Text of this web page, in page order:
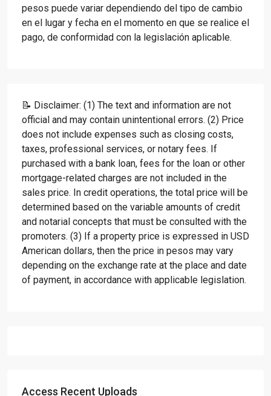
pesos puede variar dependiendo del tipo de cambio
en el lugar y fecha en el momento en que se realice el
pago, de conformidad con la legislación aplicable.
📝 Disclaimer: (1) The text and information are not
official and may contain unintentional errors. (2) Price
does not include expenses such as closing costs,
taxes, professional services, or notary fees. If
purchased with a bank loan, fees for the loan or other
mortgage-related charges are not included in the
sales price. In credit operations, the total price will be
determined based on the variable amounts of credit
and notarial concepts that must be consulted with the
promoters. (3) If a property price is expressed in USD
American dollars, then the price in pesos may vary
depending on the exchange rate at the place and date
of payment, in accordance with applicable legislation.
Access Recent Uploads